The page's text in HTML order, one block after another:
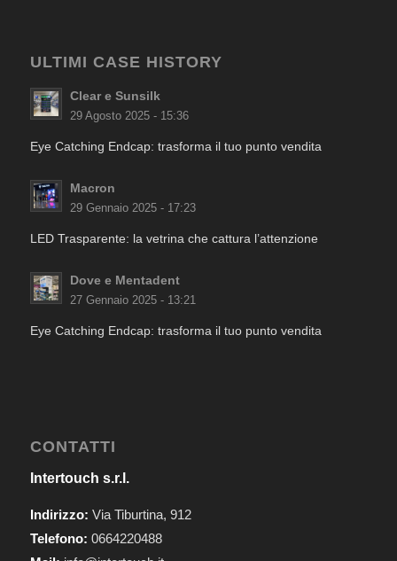
ULTIMI CASE HISTORY
Clear e Sunsilk
29 Agosto 2025 - 15:36
Eye Catching Endcap: trasforma il tuo punto vendita
Macron
29 Gennaio 2025 - 17:23
LED Trasparente: la vetrina che cattura l’attenzione
Dove e Mentadent
27 Gennaio 2025 - 13:21
Eye Catching Endcap: trasforma il tuo punto vendita
CONTATTI
Intertouch s.r.l.
Indirizzo: Via Tiburtina, 912
Telefono: 0664220488